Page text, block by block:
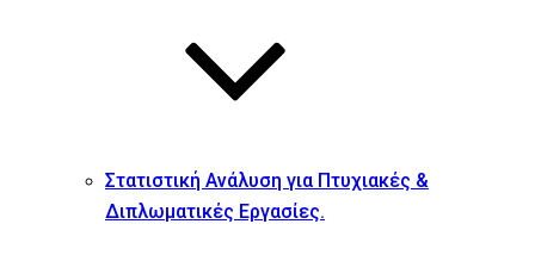
Στατιστική Ανάλυση για Πτυχιακές &
Διπλωματικές Εργασίες.